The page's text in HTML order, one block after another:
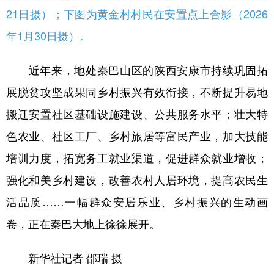
21日摄）；下图为黄金村村民在安置点上合影（2026
年1月30日摄）。
近年来，地处秦巴山区的陕西安康市持续巩固拓
展脱贫攻坚成果同乡村振兴有效衔接，不断提升易地
搬迁安置社区基础设施建设、公共服务水平；壮大特
色农业、社区工厂、乡村旅居等富民产业，加大技能
培训力度，拓宽务工就业渠道，促进群众就业增收；
强化和美乡村建设，改善农村人居环境，提高农民生
活品质……一幅群众安居乐业、乡村振兴的生动画
卷，正在秦巴大地上徐徐展开。
新华社记者 邵瑞 摄